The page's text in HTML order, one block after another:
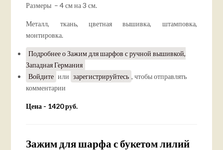
Размеры – 4 см на 3 см.
Металл, ткань, цветная вышивка, штамповка,
монтировка.
Подробнеео Зажим для шарфов с ручной вышивкой,
Западная Германия
Войдите или зарегистрируйтесь , чтобы отправлять
комментарии
Цена - 1420 руб.
Зажим для шарфа с букетом лилий